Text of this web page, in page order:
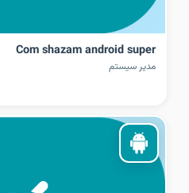
Com shazam android super
مدیر سیستم